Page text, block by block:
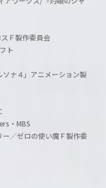
Ｆ製作委員会
ト
ナ４」アニメーション製
・MBS
／ゼロの使い魔Ｆ製作委